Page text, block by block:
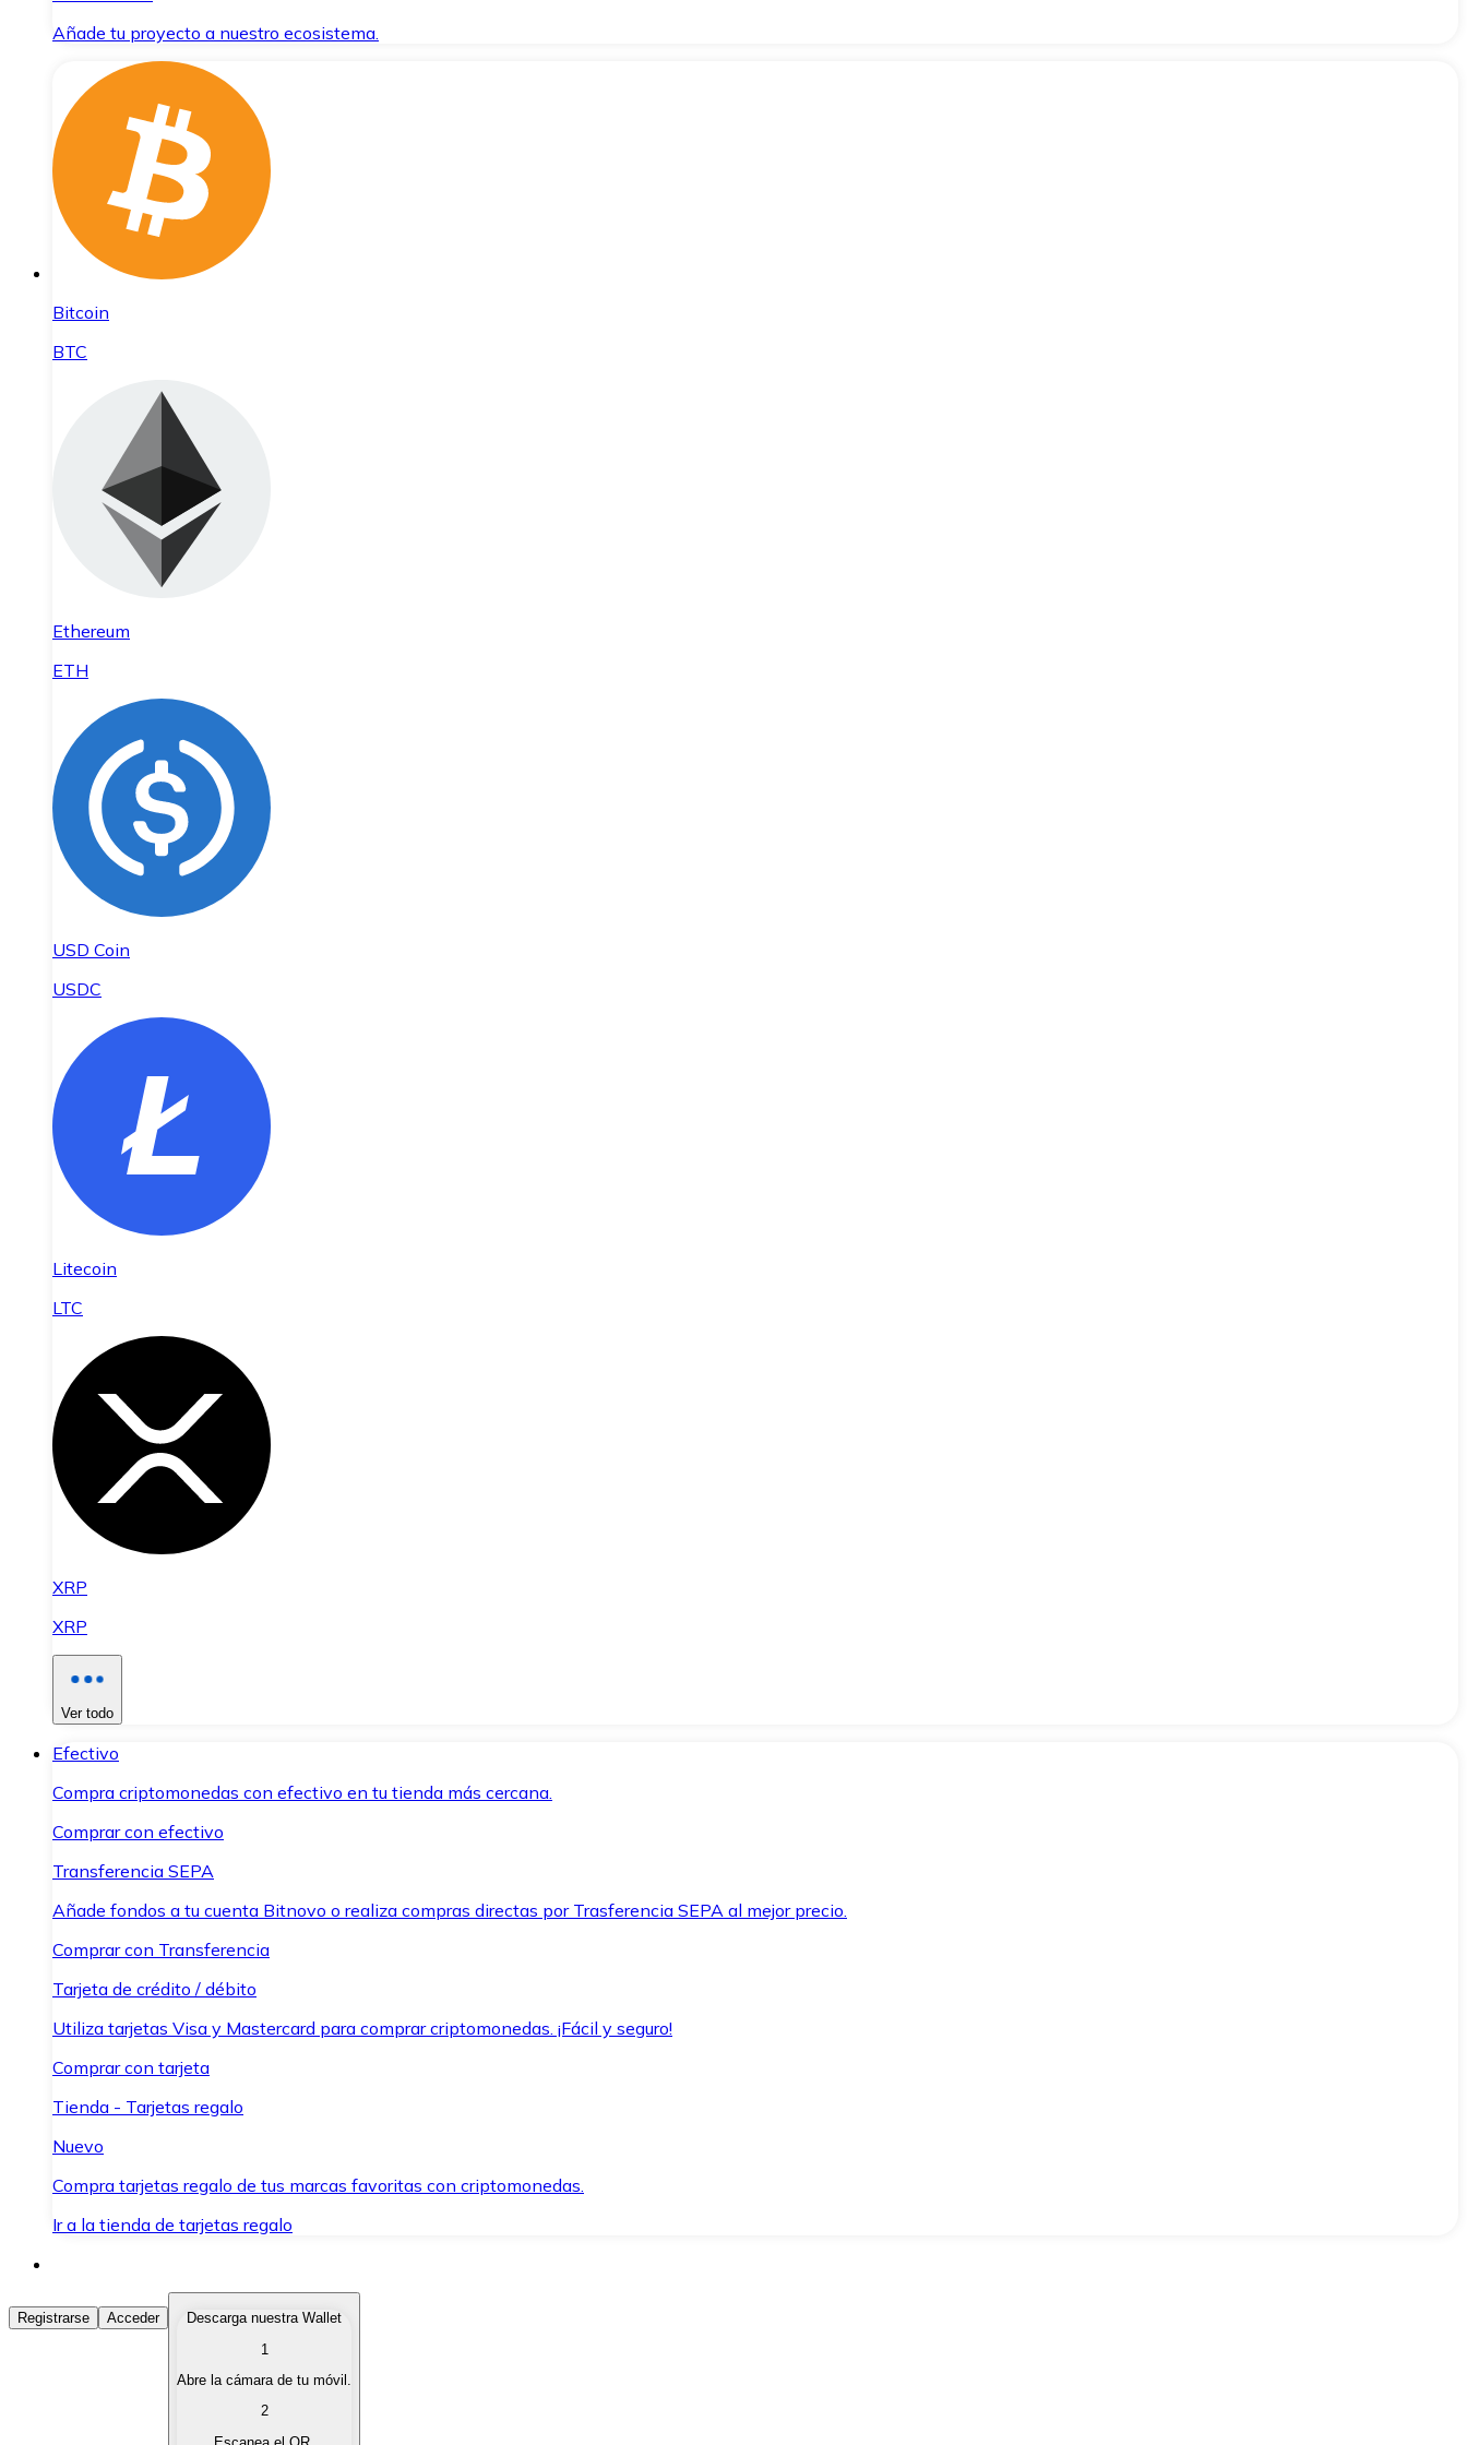
Añade tu proyecto a nuestro ecosistema.
Bitcoin
BTC
Ethereum
ETH
USD Coin
USDC
Litecoin
LTC
XRP
XRP
Ver todo
Efectivo
Compra criptomonedas con efectivo en tu tienda más cercana.
Comprar con efectivo
Transferencia SEPA
Añade fondos a tu cuenta Bitnovo o realiza compras directas por Trasferencia SEPA al mejor precio.
Comprar con Transferencia
Tarjeta de crédito / débito
Utiliza tarjetas Visa y Mastercard para comprar criptomonedas. ¡Fácil y seguro!
Comprar con tarjeta
Tienda - Tarjetas regalo
Nuevo
Compra tarjetas regalo de tus marcas favoritas con criptomonedas.
Ir a la tienda de tarjetas regalo
Comprar Criptomonedas
Compra criptomonedas con diferentes métodos de pago.
Vende tus criptomonedas de forma rápida y segura.
Registrarse Acceder
Descarga nuestra Wallet
1
Abre la cámara de tu móvil.
2